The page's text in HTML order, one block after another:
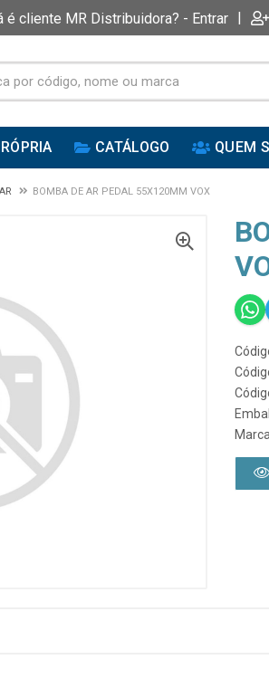
é cliente MR Distribuidora? - Entrar |
CATÁLOGO QUEM
BOMBA DE AR PEDAL 55X120MM VOX